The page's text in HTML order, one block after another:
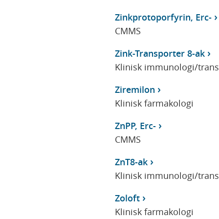
Zinkprotoporfyrin, Erc-
CMMS
Zink-Transporter 8-ak
Klinisk immunologi/
Ziremilon
Klinisk farmakologi
ZnPP, Erc-
CMMS
ZnT8-ak
Klinisk immunologi/
Zoloft
Klinisk farmakologi